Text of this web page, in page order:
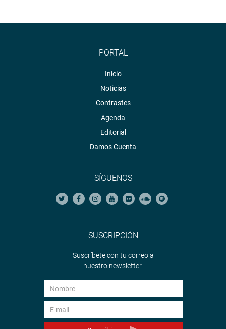
PORTAL
Inicio
Noticias
Contrastes
Agenda
Editorial
Damos Cuenta
SÍGUENOS
SUSCRIPCIÓN
Suscríbete con tu correo a
nuestro newsletter.